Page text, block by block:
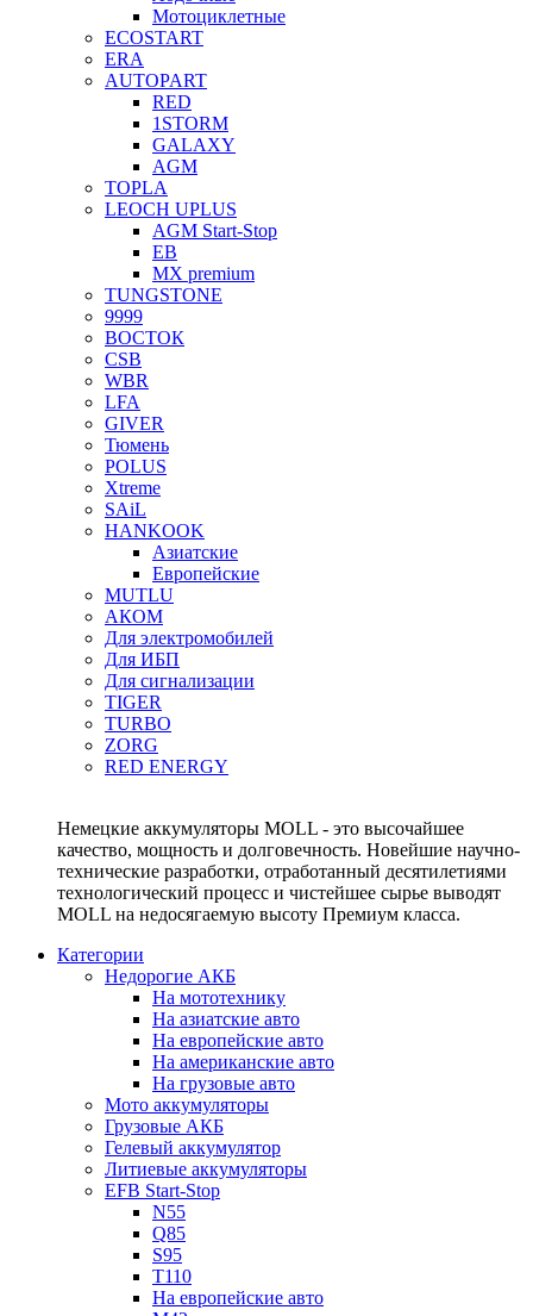
Мотоциклетные
ECOSTART
ERA
AUTOPART
RED
1STORM
GALAXY
AGM
TOPLA
LEOCH UPLUS
AGM Start-Stop
EB
MX premium
TUNGSTONE
9999
ВОСТОК
CSB
WBR
LFA
GIVER
Тюмень
POLUS
Xtreme
SAiL
HANKOOK
Азиатские
Европейские
MUTLU
АКОМ
Для электромобилей
Для ИБП
Для сигнализации
TIGER
TURBO
ZORG
RED ENERGY
Немецкие аккумуляторы MOLL - это высочайшее
качество, мощность и долговечность. Новейшие научно-
технические разработки, отработанный десятилетиями
технологический процесс и чистейшее сырье выводят
MOLL на недосягаемую высоту Премиум класса.
Категории
Недорогие АКБ
На мототехнику
На азиатские авто
На европейские авто
На американские авто
На грузовые авто
Мото аккумуляторы
Грузовые АКБ
Гелевый аккумулятор
Литиевые аккумуляторы
EFB Start-Stop
N55
Q85
S95
T110
На европейские авто